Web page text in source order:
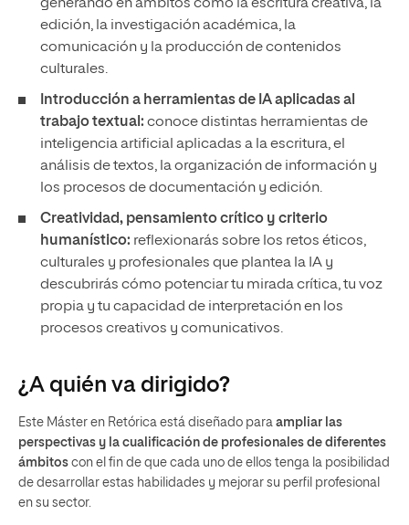
generando en ámbitos como la escritura creativa, la
edición, la investigación académica, la
comunicación y la producción de contenidos
culturales.
Introducción a herramientas de IA aplicadas al
trabajo textual: conoce distintas herramientas de
inteligencia artificial aplicadas a la escritura, el
análisis de textos, la organización de información y
los procesos de documentación y edición.
Creatividad, pensamiento crítico y criterio
humanístico: reflexionarás sobre los retos éticos,
culturales y profesionales que plantea la IA y
descubrirás cómo potenciar tu mirada crítica, tu voz
propia y tu capacidad de interpretación en los
procesos creativos y comunicativos.
¿A quién va dirigido?
Este Máster en Retórica está diseñado para ampliar las
perspectivas y la cualificación de profesionales de diferentes
ámbitos con el fin de que cada uno de ellos tenga la posibilidad
de desarrollar estas habilidades y mejorar su perfil profesional
en su sector.